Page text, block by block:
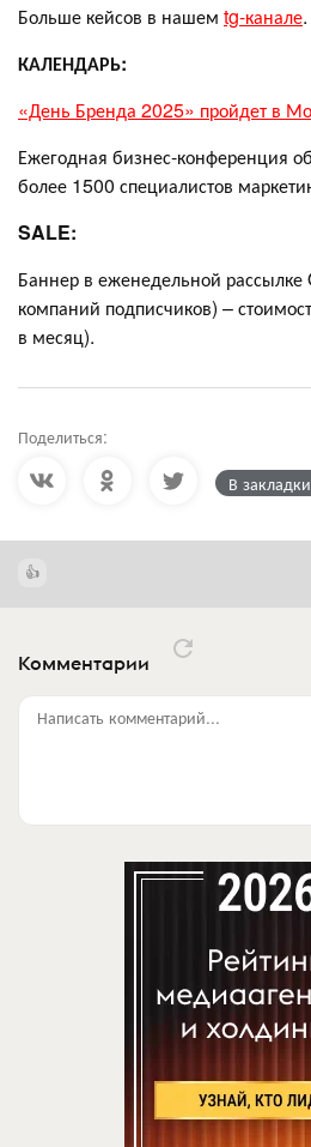
Больше кейсов в нашем tg-канале.
КАЛЕНДАРЬ:
«День Бренда 2025» пройдет в
Ежегодная бизнес-конференция
более 1500 специалистов
SALE:
Баннер в еженедельной
компаний подписчиков) –
в месяц).
Поделиться:
В закладки
Комментарии
Написать комментарий...